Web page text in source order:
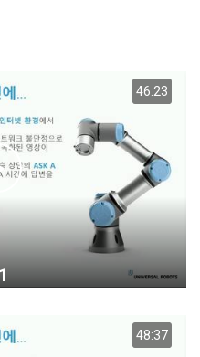
46:23
48:37